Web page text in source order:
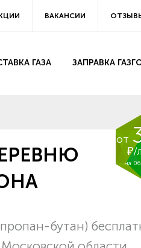
ВАКАНСИИ
ГАЗА ЗАПРАВКА
от
₽/
на
бутан)